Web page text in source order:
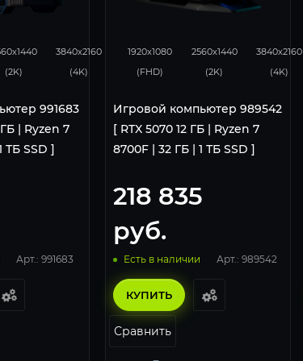
(2K)
3840x2160
(4K)
991683
| Ryzen 7
ТБ SSD ]
Арт.: 991683
1920x1080
(FHD)
2560x1440
(2K)
3840x2160
(4K)
Игровой компьютер 989542
[ RTX 5070 12 ГБ | Ryzen 7
8700F | 32 ГБ | 1 ТБ SSD ]
218 835
руб.
Есть в наличии Арт.: 989542
КУПИТЬ
Сравнить